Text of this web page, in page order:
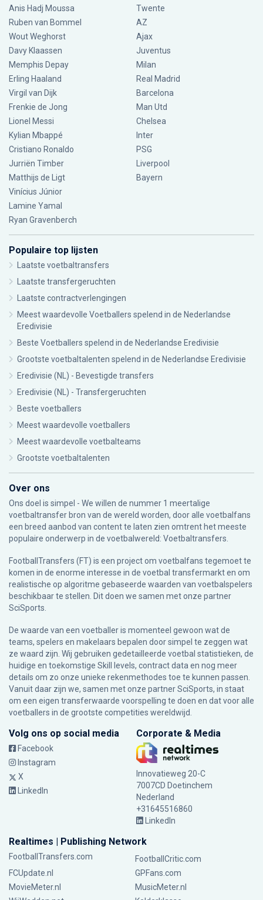
Anis Hadj Moussa
Ruben van Bommel
Wout Weghorst
Davy Klaassen
Memphis Depay
Erling Haaland
Virgil van Dijk
Frenkie de Jong
Lionel Messi
Kylian Mbappé
Cristiano Ronaldo
Jurriën Timber
Matthijs de Ligt
Vinícius Júnior
Lamine Yamal
Ryan Gravenberch
Twente
AZ
Ajax
Juventus
Milan
Real Madrid
Barcelona
Man Utd
Chelsea
Inter
PSG
Liverpool
Bayern
Populaire top lijsten
Laatste voetbaltransfers
Laatste transfergeruchten
Laatste contractverlengingen
Meest waardevolle Voetballers spelend in de Nederlandse
Eredivisie
Beste Voetballers spelend in de Nederlandse Eredivisie
Grootste voetbaltalenten spelend in de Nederlandse Eredivisie
Eredivisie (NL) - Bevestigde transfers
Eredivisie (NL) - Transfergeruchten
Beste voetballers
Meest waardevolle voetballers
Meest waardevolle voetbalteams
Grootste voetbaltalenten
Over ons
Ons doel is simpel - We willen de nummer 1 meertalige
voetbaltransfer bron van de wereld worden, door alle voetbalfans
een breed aanbod van content te laten zien omtrent het meeste
populaire onderwerp in de voetbalwereld: Voetbaltransfers.
FootballTransfers (FT) is een project om voetbalfans tegemoet te
komen in de enorme interesse in de voetbal transfermarkt en om
realistische op algoritme gebaseerde waarden van voetbalspelers
beschikbaar te stellen. Dit doen we samen met onze partner
SciSports.
De waarde van een voetballer is momenteel gewoon wat de
teams, spelers en makelaars bepalen door simpel te zeggen wat
ze waard zijn. Wij gebruiken gedetailleerde voetbal statistieken, de
huidige en toekomstige Skill levels, contract data en nog meer
details om zo onze unieke rekenmethodes toe te kunnen passen.
Vanuit daar zijn we, samen met onze partner SciSports, in staat
om een eigen transferwaarde voorspelling te doen en dat voor alle
voetballers in de grootste competities wereldwijd.
Volg ons op social media
Facebook
Instagram
X
LinkedIn
Corporate & Media
Innovatieweg 20-C
7007CD Doetinchem
Nederland
+31645516860
LinkedIn
Realtimes | Publishing Network
FootballTransfers.com
FootballCritic.com
FCUpdate.nl
GPFans.com
MovieMeter.nl
MusicMeter.nl